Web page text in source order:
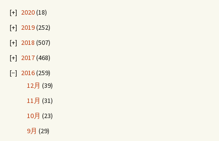
2020(18)
2019(252)
2018 (507)
2017(468)
2016(259)
12月 (39)
11月 (31)
10月 (23)
9月 (29)